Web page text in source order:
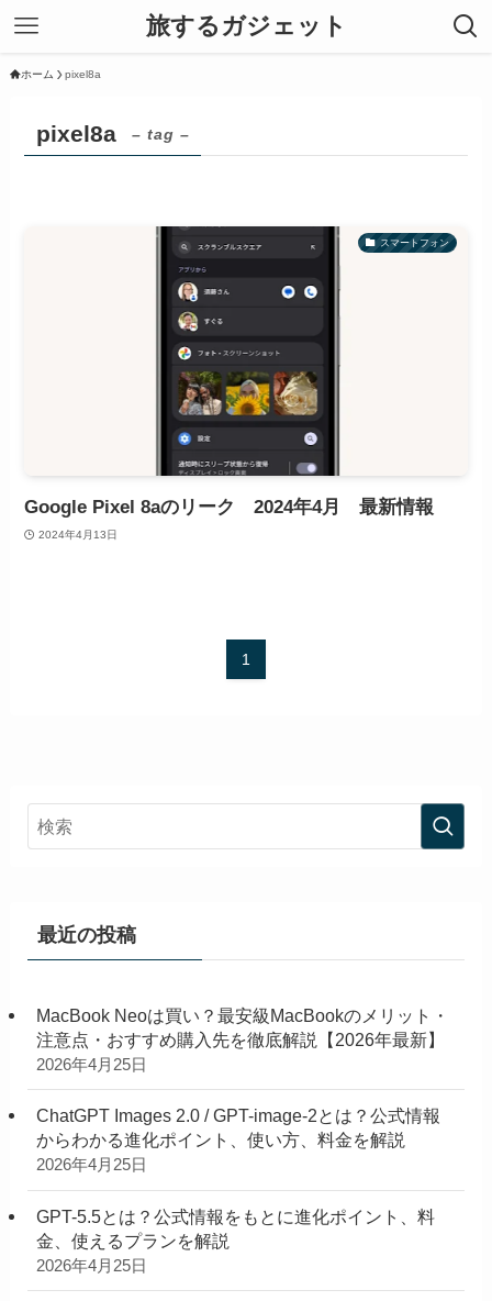
旅するガジェット
ホーム pixel8a
pixel8a – tag –
スマートフォン
Google Pixel 8aのリーク 2024年4月 最新情報
2024年4月13日
1
最近の投稿
MacBook Neoは買い？最安級MacBookのメリット・
注意点・おすすめ購入先を徹底解説【2026年最新】
2026年4月25日
ChatGPT Images 2.0 / GPT-image-2とは？公式情報
からわかる進化ポイント、使い方、料金を解説
2026年4月25日
GPT-5.5とは？公式情報をもとに進化ポイント、料
金、使えるプランを解説
2026年4月25日